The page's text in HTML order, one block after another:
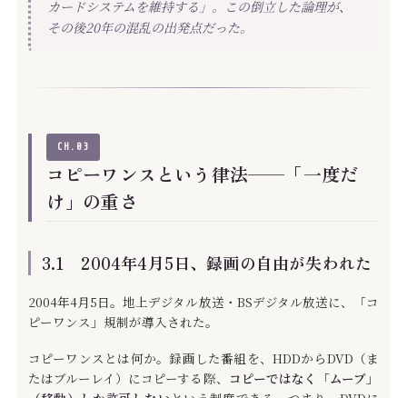
カードシステムを維持する」。この倒立した論理が、
その後20年の混乱の出発点だった。
CH.03
コピーワンスという律法——「一度だ
け」の重さ
3.1 2004年4月5日、録画の自由が失われた
2004年4月5日。地上デジタル放送・BSデジタル放送に、「コ
ピーワンス」規制が導入された。
コピーワンスとは何か。録画した番組を、HDDからDVD（ま
たはブルーレイ）にコピーする際、 コピーではなく「ムーブ」